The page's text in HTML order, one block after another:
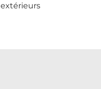
extérieurs